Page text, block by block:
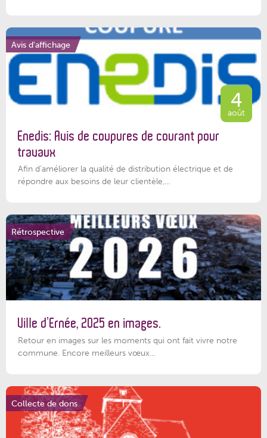
Avis d'affichage
4
août
Enedis: Avis de coupures de courant pour
travaux
Afin d’améliorer la qualité de distribution électrique et de
répondre aux besoins de leur clientèle,...
Rétrospective
Ville d’Ernée, 2025 en images.
Retour en images sur les moments qui ont fait vivre notre
commune. Encore meilleurs vœux...
Collecte de dons